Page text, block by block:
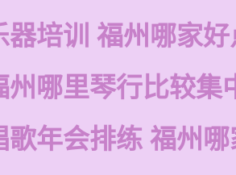
器培训 福州哪家
州哪里琴行比较集
歌年会排练 福州